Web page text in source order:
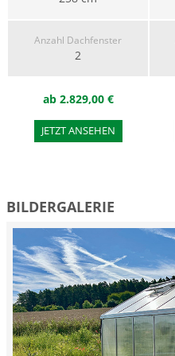
Anzahl Dachfenster
2
ab 2.829,00 €
JETZT ANSEHEN
BILDERGALERIE